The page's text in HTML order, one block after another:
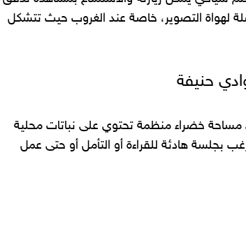
لهواة التصوير، خاصة عند الغروب حيث تتشكل
خضراء منظمة تحتوي على نباتات محلية
بجلسة هادئة للقراءة أو التأمل أو حتى عمل